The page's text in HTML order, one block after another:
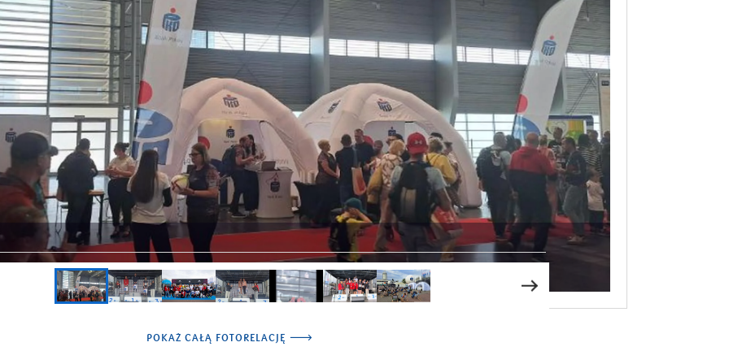
POKAŻ CAŁĄ FOTORELACJĘ